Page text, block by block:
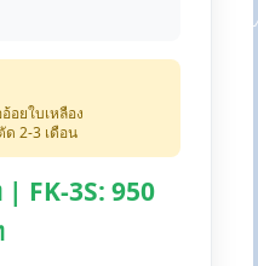
อยใบเหลือง
ด 2-3 เดือน
| FK-3S: 950